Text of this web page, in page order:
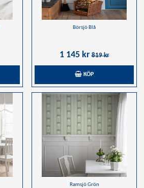
Börsjö Blå
1 145 kr819 kr
KÖP
Ramsjö Grön